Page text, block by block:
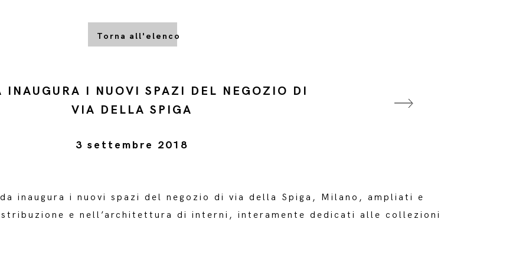
Torna all'elenco
INAUGURA I NUOVI SPAZI DEL NEGOZIO DI
VIA DELLA SPIGA
3 settembre 2018
inaugura i nuovi spazi del negozio di via della Spiga, Milano, ampliati e
e nell’architettura di interni, interamente dedicati alle collezioni